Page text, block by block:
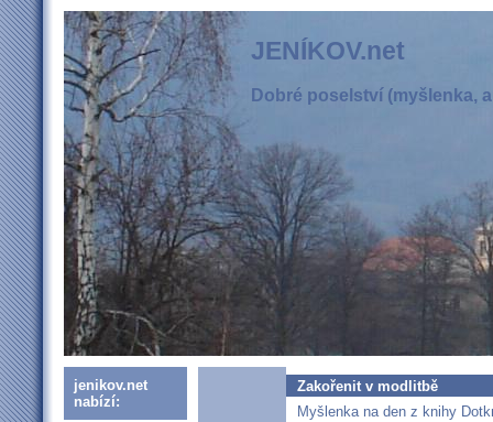
JENÍKOV.net
Dobré poselství (myšlenka,
jenikov.net
nabízí:
Zakořenit v modlitbě
Myšlenka na den z knihy